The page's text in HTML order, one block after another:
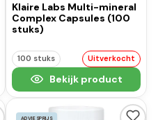
Klaire Labs Multi-mineral
Complex Capsules (100
stuks)
100 stuks Uitverkocht
Bekijk product
ADVIESPRIJS